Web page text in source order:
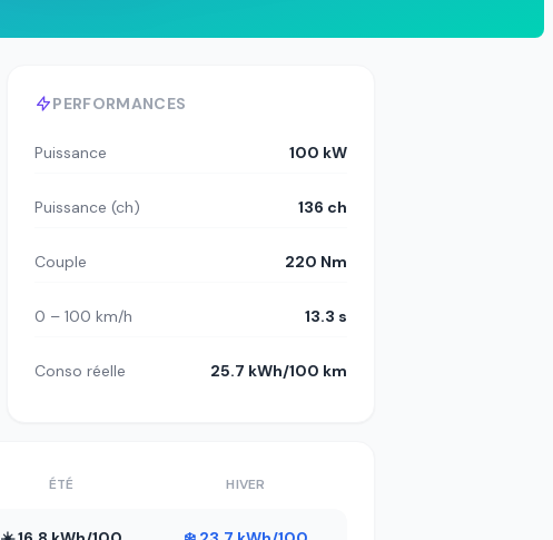
PERFORMANCES
Puissance 100 kW
Puissance (ch) 136 ch
Couple 220 Nm
0 – 100 km/h 13.3 s
Conso réelle 25.7 kWh/100 km
ÉTÉ HIVER